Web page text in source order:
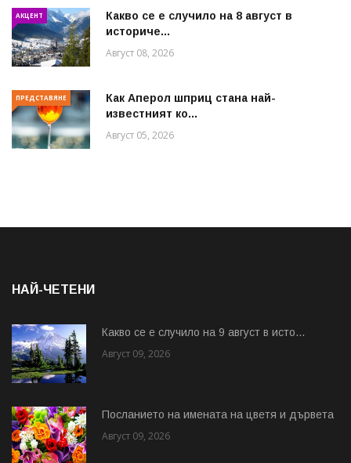
АКЦЕНТ
Какво се е случило на 8 август в
историче...
Август 08, 2026
ПРЕДСТАВЯНЕ
Как Аперол шприц стана най-
известният ко...
Август 05, 2026
НАЙ-ЧЕТЕНИ
Какво се е случило на 9 август в исто...
Август 09, 2026
Посланието на имената на цветя и дървета
Август 09, 2026